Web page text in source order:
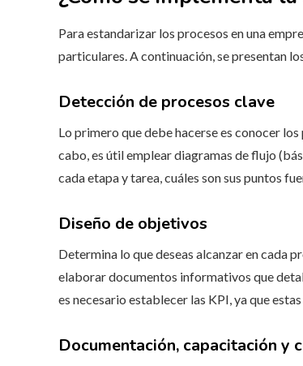
Para estandarizar los procesos en una
particulares. A continuación, se presentan
Detección de procesos clave
Lo primero que debe hacerse es conocer
cabo, es útil emplear diagramas de flujo
cada etapa y tarea, cuáles son sus puntos
Diseño de objetivos
Determina lo que deseas alcanzar en cada
elaborar documentos informativos que
es necesario establecer las KPI, ya que
Documentación, capacitación y